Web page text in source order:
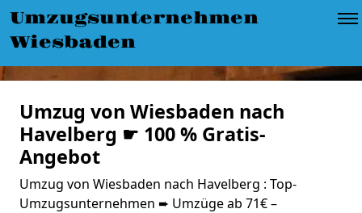
Umzugsunternehmen
Wiesbaden
Umzug von Wiesbaden nach
Havelberg ☛ 100 % Gratis-
Angebot
Umzug von Wiesbaden nach Havelberg : Top-
Umzugsunternehmen ➨ Umzüge ab 71€ –